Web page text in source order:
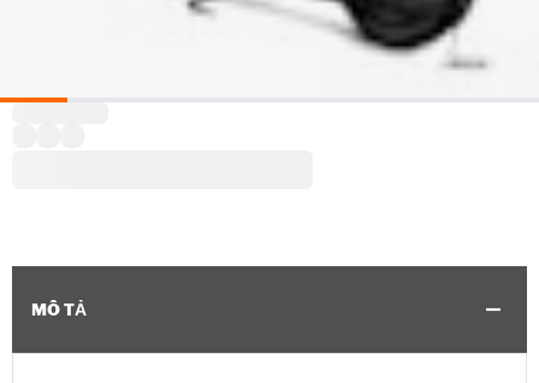
MÔ TẢ